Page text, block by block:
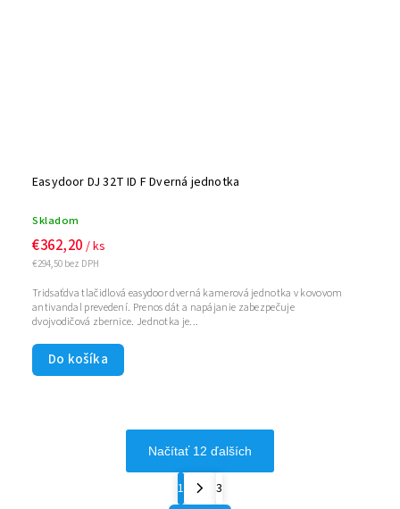
Easydoor DJ 32T ID F Dverná jednotka
Skladom
€294,50 bez DPH
€362,20 / ks
Do košíka
Tridsaťdva tlačidlová easydoor dverná kamerová jednotka v kovovom
antivandal prevedení. Prenos dát a napájanie zabezpečuje
dvojvodičová zbernice. Jednotka je...
Načítať 12 ďalších
1
3